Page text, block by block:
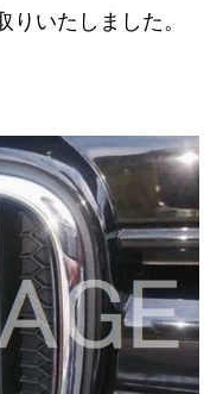
いたしました。